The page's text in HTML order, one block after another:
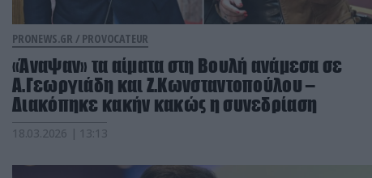
PRONEWS.GR / PROVOCATEUR
«Άναψαν» τα αίματα στη Βουλή ανάμεσα σε
Α.Γεωργιάδη και Ζ.Κωνσταντοπούλου –
Διακόπηκε κακήν κακώς η συνεδρίαση
18.03.2026 | 13:13